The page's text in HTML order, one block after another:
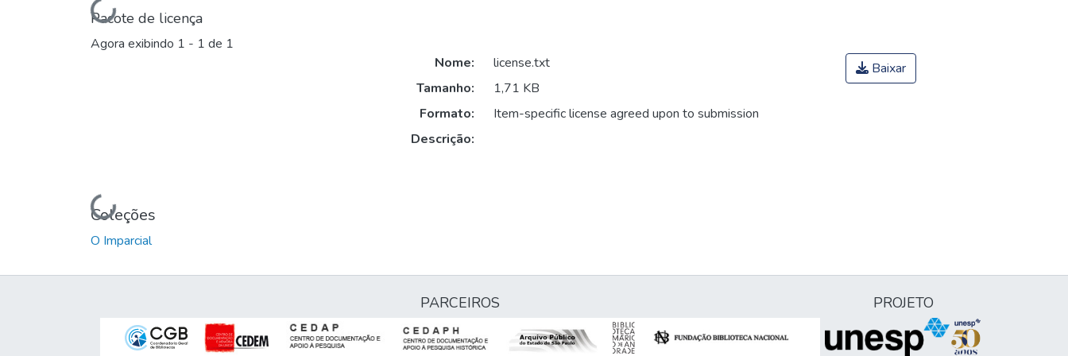
Carregando...
Pacote de licença
Agora exibindo 1 - 1 de 1
Carregando...
Nome:
license.txt
Tamanho:
1,71 KB
Formato:
Item-specific license agreed upon to submission
Descrição:
Baixar
Coleções
O Imparcial
PARCEIROS PROJETO